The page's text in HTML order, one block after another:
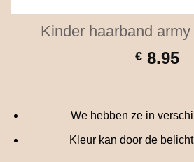
Kinder haarband
€8.95
We hebben ze in
Kleur kan door de